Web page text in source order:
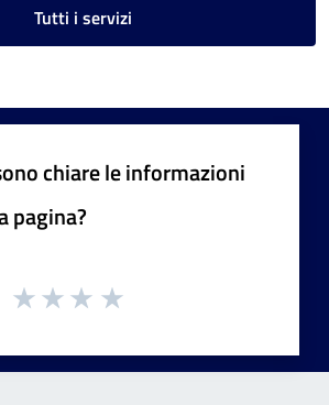
Tutti i servizi
chiare le informazioni
pagina?